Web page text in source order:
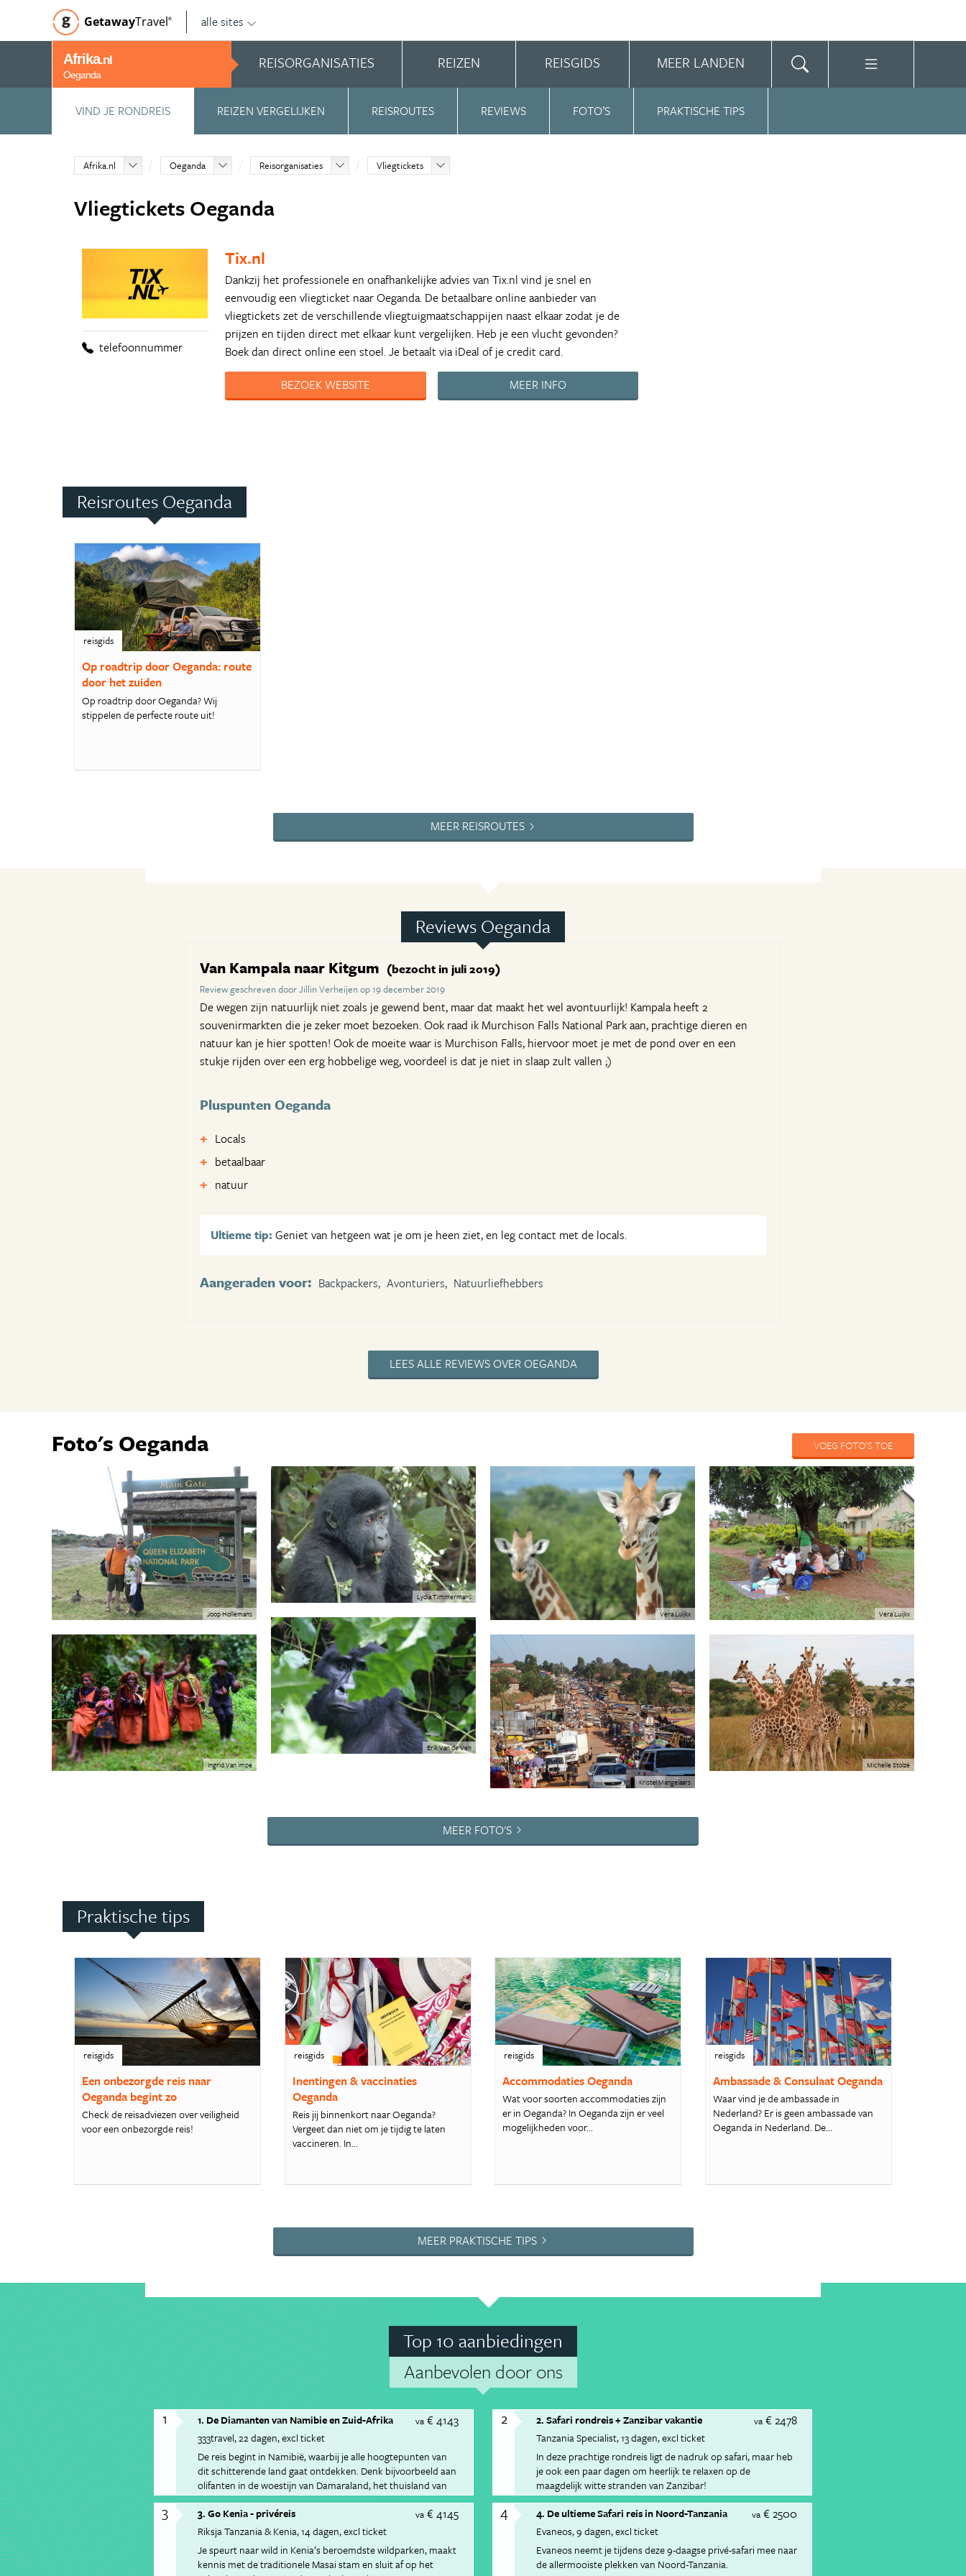
GetawayTravel© alle sites
Afrika.nl
Oeganda
REISORGANISATIES REIZEN REISGIDS MEER LANDEN
VIND JE RONDREIS REIZEN VERGELIJKEN REISROUTES REVIEWS FOTO’S PRAKTISCHE TIPS
Afrika.nl Oeganda Reisorganisaties Vliegtickets
Vliegtickets Oeganda
telefoonnummer
Tix.nl
Dankzij het professionele en onafhankelijke advies van Tix.nl vind je snel en
eenvoudig een vliegticket naar Oeganda. De betaalbare online aanbieder van
vliegtickets zet de verschillende vliegtuigmaatschappijen naast elkaar zodat je de
prijzen en tijden direct met elkaar kunt vergelijken. Heb je een vlucht gevonden?
Boek dan direct online een stoel. Je betaalt via iDeal of je credit card.
BEZOEK WEBSITE
MEER INFO
Reisroutes Oeganda
reisgids
Op roadtrip door Oeganda: route
door het zuiden
Op roadtrip door Oeganda? Wij
stippelen de perfecte route uit!
MEER REISROUTES
Reviews Oeganda
Van Kampala naar Kitgum (bezocht in juli 2019)
Review geschreven door Jillin Verheijen op 19 december 2019
De wegen zijn natuurlijk niet zoals je gewend bent, maar dat maakt het wel avontuurlijk! Kampala heeft 2
souvenirmarkten die je zeker moet bezoeken. Ook raad ik Murchison Falls National Park aan, prachtige dieren en
natuur kan je hier spotten! Ook de moeite waar is Murchison Falls, hiervoor moet je met de pond over en een
stukje rijden over een erg hobbelige weg, voordeel is dat je niet in slaap zult vallen ;)
Pluspunten Oeganda
Locals
betaalbaar
natuur
Ultieme tip: Geniet van hetgeen wat je om je heen ziet, en leg contact met de locals.
Aangeraden voor: Backpackers, Avonturiers, Natuurliefhebbers
LEES ALLE REVIEWS OVER OEGANDA
VOEG FOTO'S TOE
Foto's Oeganda
Joop Hollemans
Lydia Timmermans
Vera Luijkx
Vera Luijkx
Erik Van de Ven
Ingrid Van impe
Kristel Mangelaars
Michelle Stolze
MEER FOTO'S
Praktische tips
reisgids
Een onbezorgde reis naar
Oeganda begint zo
Check de reisadviezen over veiligheid
voor een onbezorgde reis!
reisgids
Inentingen & vaccinaties
Oeganda
Reis jij binnenkort naar Oeganda?
Vergeet dan niet om je tijdig te laten
vaccineren. In...
reisgids
Accommodaties Oeganda
Wat voor soorten accommodaties zijn
er in Oeganda? In Oeganda zijn er veel
mogelijkheden voor...
reisgids
Ambassade & Consulaat Oeganda
Waar vind je de ambassade in
Nederland? Er is geen ambassade van
Oeganda in Nederland. De...
MEER PRAKTISCHE TIPS
Top 10 aanbiedingen
Aanbevolen door ons
1 va€ 4143
1. De Diamanten van Namibie en Zuid-Afrika
333travel 22 dagen excl ticket
De reis begint in Namibië, waarbij je alle hoogtepunten van
dit schitterende land gaat ontdekken. Denk bijvoorbeeld aan
olifanten in de woestijn van Damaraland, het thuisland van
de Himba bevolking.
2 va € 2478
2. Safari rondreis + Zanzibar vakantie
Tanzania Specialist 13 dagen excl ticket
In deze prachtige rondreis ligt de nadruk op safari, maar heb
je ook een paar dagen om heerlijk te relaxen op de
maagdelijk witte stranden van Zanzibar!
3 va€ 4145
3. Go Kenia - privéreis
Riksja Tanzania & Kenia 14 dagen excl ticket
Je speurt naar wild in Kenia’s beroemdste wildparken, maakt
kennis met de traditionele Masai stam en sluit af op het
4 va € 2500
4. De ultieme Safari reis in Noord-Tanzania
Evaneos 9 dagen excl ticket
Evaneos neemt je tijdens deze 9-daagse privé-safari mee naar
de allermooiste plekken van Noord-Tanzania.